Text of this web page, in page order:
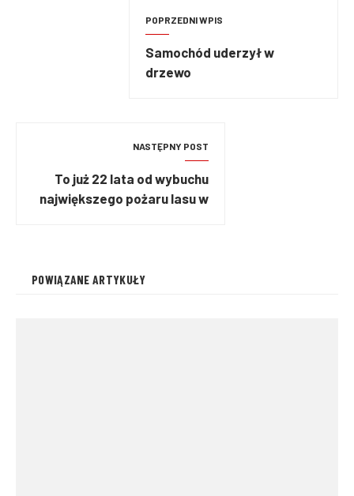
POPRZEDNI WPIS
Samochód uderzył w
drzewo
NASTĘPNY POST
To już 22 lata od wybuchu
największego pożaru lasu w
POWIĄZANE ARTYKUŁY